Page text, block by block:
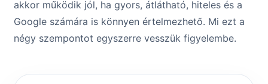
akkor működik jól, ha gyors, átlátható, hiteles és a
Google számára is könnyen értelmezhető. Mi ezt a
négy szempontot egyszerre vesszük figyelembe.